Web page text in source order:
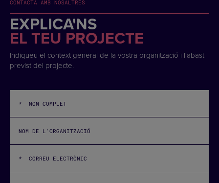
CONTACTA AMB NOSALTRES
EXPLICA'NS
EL TEU PROJECTE
Indiqueu el context general de la vostra organització i l'abast
previst del projecte.